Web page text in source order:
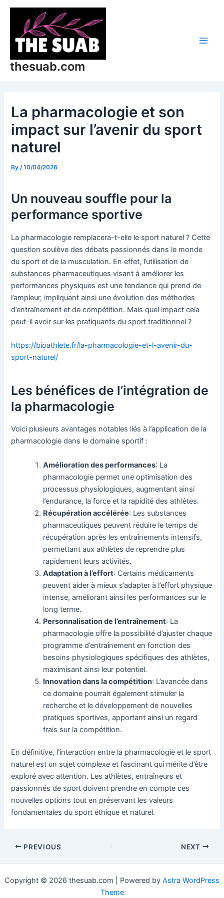
Skip
content
thesuab.com
La pharmacologie et son
impact sur l’avenir du sport
naturel
By/10/04/2026
Un nouveau souffle pour la
performance sportive
La pharmacologie remplacera-t-elle le sport naturel ? Cette
question soulève des débats passionnés dans le monde
du sport et de la musculation. En effet, l’utilisation de
substances pharmaceutiques visant à améliorer les
performances physiques est une tendance qui prend de
l’ampleur, impliquant ainsi une évolution des méthodes
d’entraînement et de compétition. Mais quel impact cela
peut-il avoir sur les pratiquants du sport traditionnel ?
https://bioathlete.fr/la-pharmacologie-et-l-avenir-du-
sport-naturel/
Les bénéfices de l’intégration de
la pharmacologie
Voici plusieurs avantages notables liés à l’application de la
pharmacologie dans le domaine sportif :
Amélioration des performances: La
pharmacologie permet une optimisation des
processus physiologiques, augmentant ainsi
l’endurance, la force et la rapidité des athlètes.
Récupération accélérée: Les substances
pharmaceutiques peuvent réduire le temps de
récupération après les entraînements intensifs,
permettant aux athlètes de reprendre plus
rapidement leurs activités.
Adaptation à l’effort: Certains médicaments
peuvent aider à mieux s’adapter à l’effort physique
intense, améliorant ainsi les performances sur le
long terme.
Personnalisation de l’entraînement: La
pharmacologie offre la possibilité d’ajuster chaque
programme d’entraînement en fonction des
besoins physiologiques spécifiques des athlètes,
maximisant ainsi leur potentiel.
Innovation dans la compétition: L’avancée dans
ce domaine pourrait également stimuler la
recherche et le développement de nouvelles
pratiques sportives, apportant ainsi un regard
frais sur la compétition.
En définitive, l’interaction entre la pharmacologie et le sport
naturel est un sujet complexe et fascinant qui mérite d’être
exploré avec attention. Les athlètes, entraîneurs et
passionnés de sport doivent prendre en compte ces
nouvelles options tout en préservant les valeurs
fondamentales du sport éthique et naturel.
Post
navigation
PREVIOUS NEXT
Copyright © 2026 thesuab.com | Powered by Astra WordPress
Theme